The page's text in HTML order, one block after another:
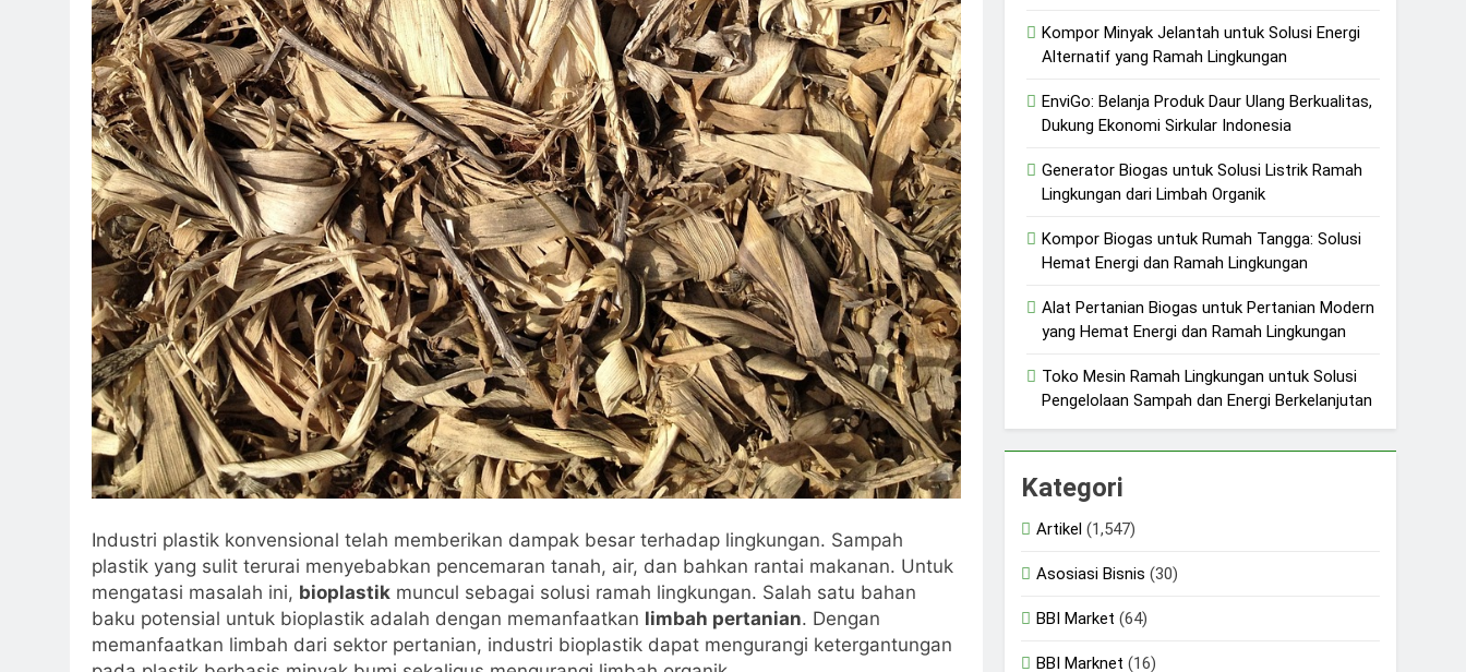
Industri plastik konvensional telah memberikan dampak besar terhadap lingkungan. Sampah
plastik yang sulit terurai menyebabkan pencemaran tanah, air, dan bahkan rantai makanan. Untuk
mengatasi masalah ini, bioplastik muncul sebagai solusi ramah lingkungan. Salah satu bahan
baku potensial untuk bioplastik adalah dengan memanfaatkan limbah pertanian. Dengan
memanfaatkan limbah dari sektor pertanian, industri bioplastik dapat mengurangi ketergantungan
Kompor Minyak Jelantah untuk Solusi Energi
Alternatif yang Ramah Lingkungan
EnviGo: Belanja Produk Daur Ulang Berkualitas,
Dukung Ekonomi Sirkular Indonesia
Generator Biogas untuk Solusi Listrik Ramah
Lingkungan dari Limbah Organik
Kompor Biogas untuk Rumah Tangga: Solusi
Hemat Energi dan Ramah Lingkungan
Alat Pertanian Biogas untuk Pertanian Modern
yang Hemat Energi dan Ramah Lingkungan
Toko Mesin Ramah Lingkungan untuk Solusi
Pengelolaan Sampah dan Energi Berkelanjutan
Kategori
Artikel (1,547)
Asosiasi Bisnis (30)
BBI Market (64)
BBI Marknet (16)